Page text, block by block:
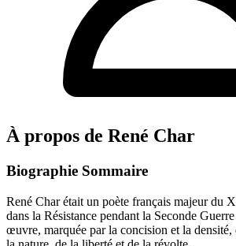
À propos de René Char
Biographie Sommaire
René Char était un poète français majeur du
dans la Résistance pendant la Seconde
œuvre, marquée par la concision et la densité,